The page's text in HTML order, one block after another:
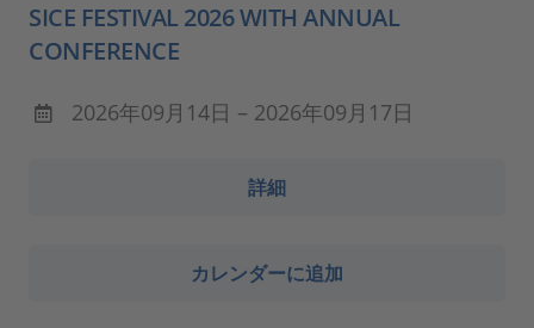
SICE FESTIVAL 2026 WITH ANNUAL
CONFERENCE
2026年09月14日 – 2026年09月17日
詳細
カレンダーに追加